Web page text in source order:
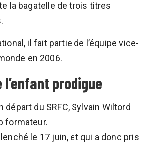
la bagatelle de trois titres
il fait partie de l’équipe vice-
en 2006.
prodigue
départ du SRFC, Sylvain Wiltord
formateur.
le 17 juin, et qui a donc pris